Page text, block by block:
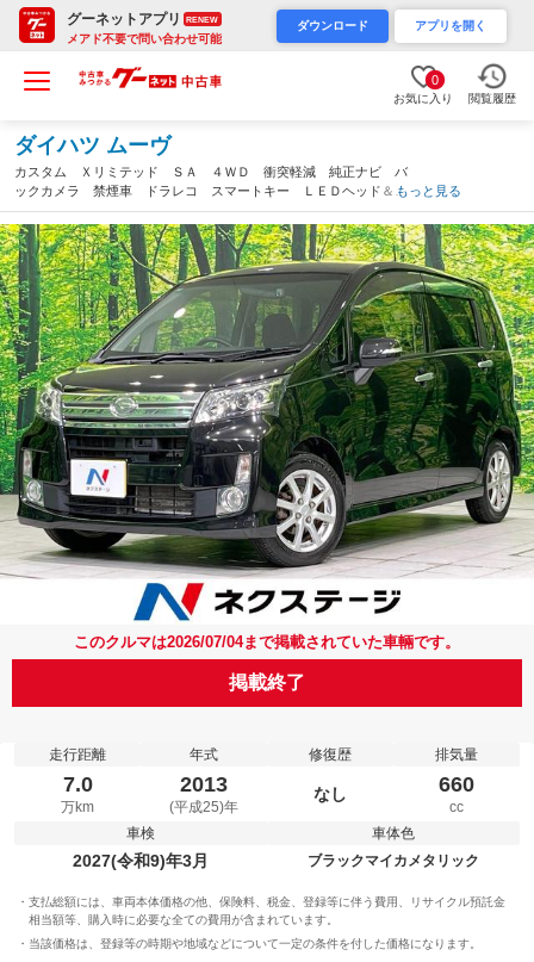
グーネットアプリ RENEW
メアド不要で問い合わせ可能
ダウンロード アプリを開く
0
お気に入り 閲覧履歴
ダイハツ ムーヴ
カスタム Ｘリミテッド ＳＡ ４ＷＤ 衝突軽減 純正ナビ バ
ックカメラ 禁煙車 ドラレコ スマートキー ＬＥＤヘッド＆フ
ロントフォグ ＥＴＣ オートライト オートエアコン ＣＤ再
生 アイドリングストップ ＵＳＢ入力端子（新潟県）
もっと見る
このクルマは2026/07/04まで掲載されていた車輛です。
掲載終了
走行距離
7.0
万km
年式
2013
(平成25)年
修復歴
なし
排気量
660
cc
車検
2027(令和9)年3月
車体色
ブラックマイカメタリック
支払総額には、車両本体価格の他、保険料、税金、登録等に伴う費用、リサイクル預託金
相当額等、購入時に必要な全ての費用が含まれています。
当該価格は、登録等の時期や地域などについて一定の条件を付した価格になります。